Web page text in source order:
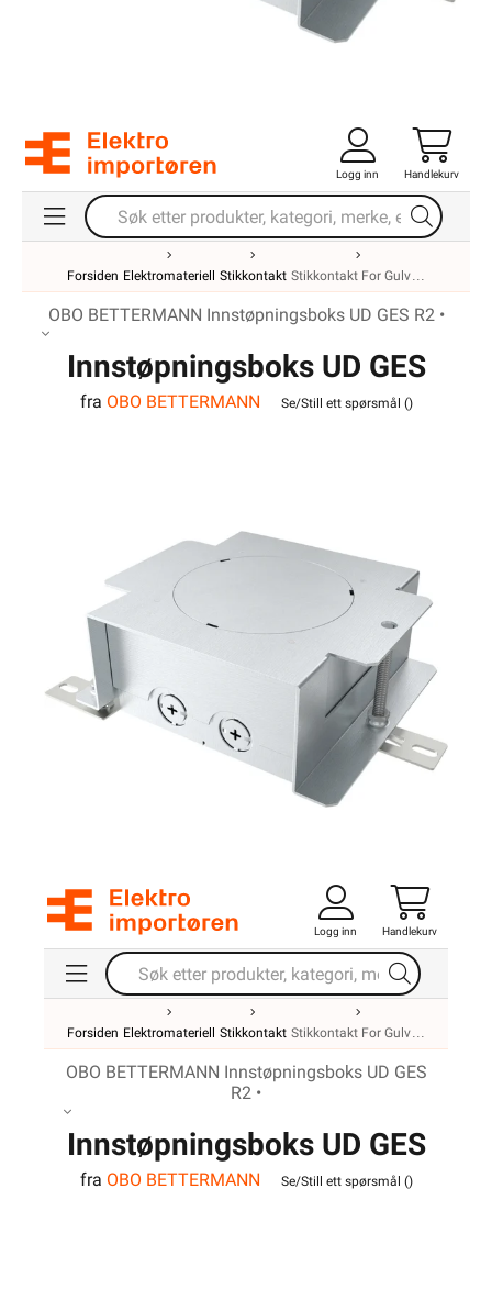
Logg inn Handlekurv
Forsiden Elektromateriell Stikkontakt Stikkontakt For Gulv
OBO BETTERMANN Innstøpningsboks UD GES R2 •
Innstøpningsboks UD GES
R2
fra OBO BETTERMANN Se/Still ett spørsmål ()
Logg inn Handlekurv
Forsiden Elektromateriell Stikkontakt Stikkontakt For Gulv
OBO BETTERMANN Innstøpningsboks UD GES
R2 •
Innstøpningsboks UD GES
R2
fra OBO BETTERMANN Se/Still ett spørsmål ()